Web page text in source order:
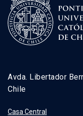
Avda. Libertador
Chile
Casa Central